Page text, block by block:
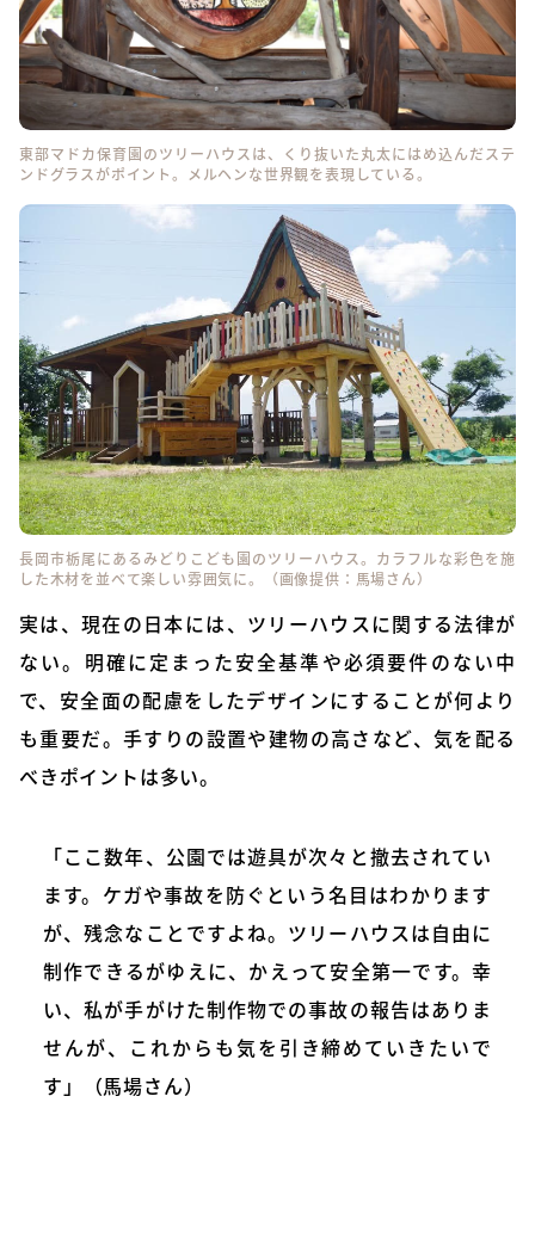
東部マドカ保育園のツリーハウスは、くり抜いた丸太にはめ込んだステ
ンドグラスがポイント。メルヘンな世界観を表現している。
長岡市栃尾にあるみどりこども園のツリーハウス。カラフルな彩色を施
した木材を並べて楽しい雰囲気に。（画像提供：馬場さん）
実は、現在の日本には、ツリーハウスに関する法律が
ない。明確に定まった安全基準や必須要件のない中
で、安全面の配慮をしたデザインにすることが何より
も重要だ。手すりの設置や建物の高さなど、気を配る
べきポイントは多い。
「ここ数年、公園では遊具が次々と撤去されてい
ます。ケガや事故を防ぐという名目はわかります
が、残念なことですよね。ツリーハウスは自由に
制作できるがゆえに、かえって安全第一です。幸
い、私が手がけた制作物での事故の報告はありま
せんが、これからも気を引き締めていきたいで
す」（馬場さん）